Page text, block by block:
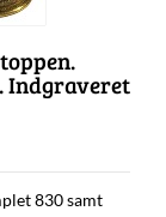
Indgraveret
830 samt